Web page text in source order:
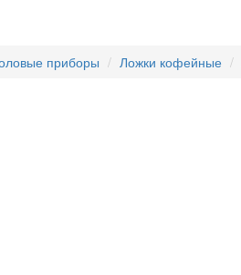
приборы Ложки кофейные